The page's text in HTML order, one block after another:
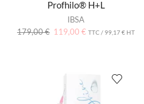
Profhilo® H+L
IBSA
179,00€ 119,00 € TTC / 99,17€ HT